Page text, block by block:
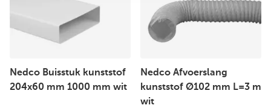
Nedco Buisstuk kunststof
204x60 mm 1000 mm wit
Nedco Afvoerslang
kunststof Ø102 mm L=3 m
wit